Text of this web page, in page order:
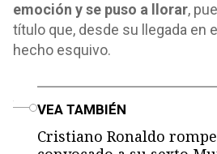
emoción y se puso a llorar,
título que, desde su llegada en
hecho esquivo.
VEA TAMBIÉN
Cristiano Ronaldo